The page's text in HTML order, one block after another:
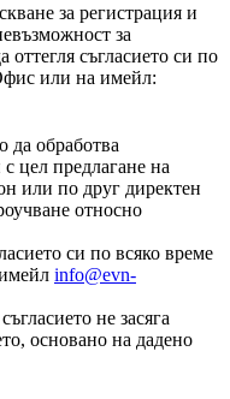
за регистрация и
за
съгласието си по
или на имейл:
да обработва
цел предлагане на
или по друг директен
относно
си по всяко време
info@evn-
не засяга
основано на дадено